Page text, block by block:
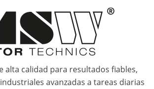
alta calidad para resultados fiables,
avanzadas a tareas diarias